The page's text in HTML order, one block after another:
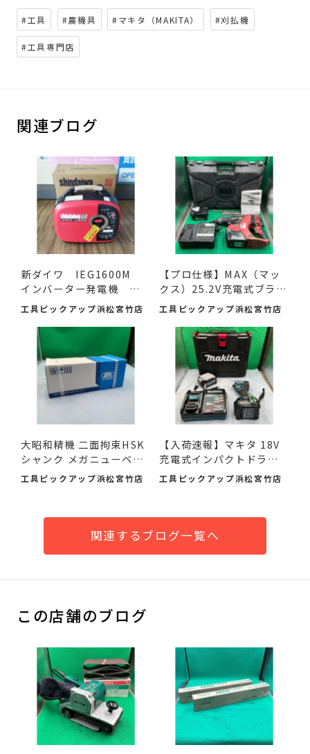
#工具 #農機具 #マキタ（MAKITA） #刈払機
#工具専門店
関連ブログ
新ダイワ IEG1600M
インバーター発電機 入
荷し...
工具ピックアップ浜松宮竹店
【プロ仕様】MAX（マッ
クス）25.2V充電式ブラシ
レ...
工具ピックアップ浜松宮竹店
大昭和精機 二面拘束HSK
シャンク メガニューベビ
ー...
工具ピックアップ浜松宮竹店
【入荷速報】マキタ 18V
充電式インパクトドライ
バ...
工具ピックアップ浜松宮竹店
関連するブログ一覧へ
この店舗のブログ